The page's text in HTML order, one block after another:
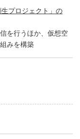
プロジェクト」の
を行うほか、仮想空
みを構築